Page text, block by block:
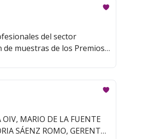
del sector
muestras de los Premios
MARIO DE LA FUENTE
SÁENZ ROMO, GERENTE